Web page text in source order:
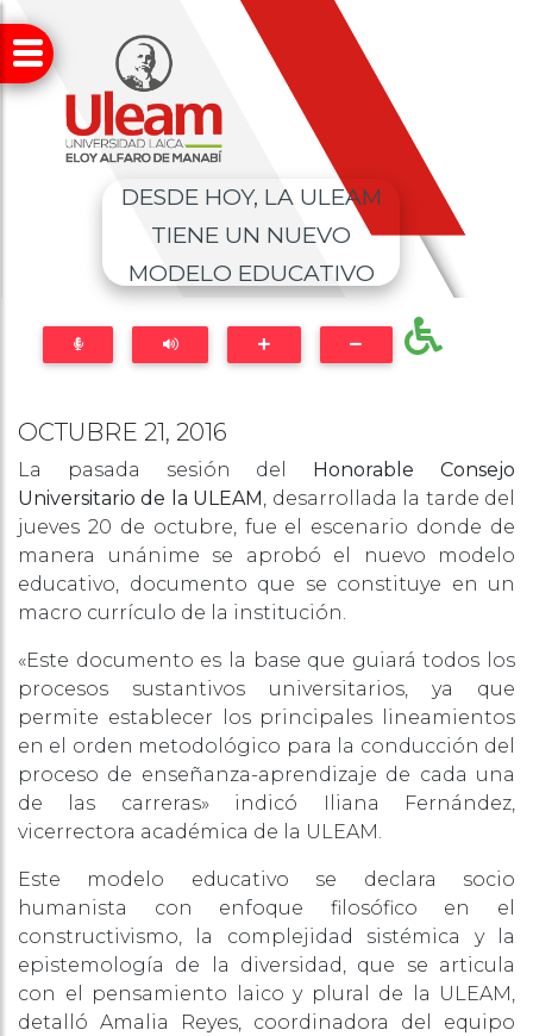
DESDE HOY, LA ULEAM
TIENE UN NUEVO
MODELO EDUCATIVO
OCTUBRE 21, 2016
La pasada sesión del
Honorable Consejo
Universitario de la ULEAM , desarrollada la tarde del
jueves 20 de octubre, fue el escenario donde de
manera unánime se aprobó el nuevo modelo
educativo, documento que se constituye en un
macro currículo de la institución.
«Este documento es la base que guiará todos los
procesos sustantivos universitarios, ya que
permite establecer los principales lineamientos
en el orden metodológico para la conducción del
proceso de enseñanza-aprendizaje de cada una
de las carreras» indicó Iliana Fernández,
vicerrectora académica de la ULEAM.
Este modelo educativo se declara socio
humanista con enfoque filosófico en el
constructivismo, la complejidad sistémica y la
epistemología de la diversidad, que se articula
con el pensamiento laico y plural de la ULEAM,
detalló Amalia Reyes, coordinadora del equipo